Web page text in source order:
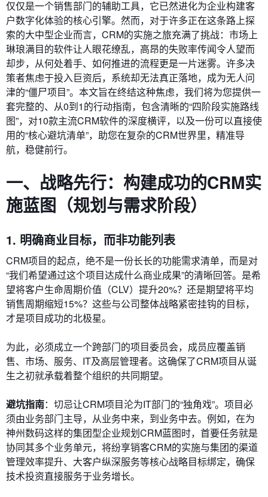
仅仅是一个销售部门的辅助工具，它已然进化为企业构建客
户数字化体验的核心引擎。然而，对于许多正在这条路上探
索的大中型企业而言，CRM的实施之旅充满了挑战：市场上
琳琅满目的软件让人眼花缭乱，高昂的失败率传闻令人望而
却步，从何处着手、如何推进的流程更是一片迷雾。许多决
策者焦虑于投入巨资后，系统却无法真正落地，成为无人问
津的“僵尸项目”。本文旨在终结这种焦虑，我们将为您提供一
套完整的、从0到1的行动指南，包含清晰的“四阶段实施路线
图”，对10款主流CRM软件的深度横评，以及一份可以直接使
用的“核心避坑清单”，助您在复杂的CRM世界里，精准导
航，稳健前行。
一、战略先行：构建成功的CRM实
施蓝图（规划与需求阶段）
1. 明确商业目标，而非功能列表
CRM项目的起点，绝不是一份长长的功能需求清单，而是对
“我们希望通过这个项目达成什么商业成果”的清晰回答。是希
望将客户生命周期价值（CLV）提升20%？还是期望将平均
销售周期缩短15%？这些与公司整体战略紧密挂钩的目标，
才是项目成功的北极星。
为此，必须成立一个跨部门的项目委员会，成员应覆盖销
售、市场、服务、IT及高层管理者。这确保了CRM项目从诞
生之初就承载着整个组织的共同期望。
避坑指南：切忌让CRM项目沦为IT部门的“独角戏”。项目必
须由业务部门主导，从业务中来，到业务中去。例如，在为
神州数码这样的集团型企业规划CRM蓝图时，首要任务就是
协同其多个业务单元，将纷享销客CRM的实施与集团的渠道
管理效率提升、大客户纵深服务等核心战略目标绑定，确保
技术投资直接服务于业务增长。